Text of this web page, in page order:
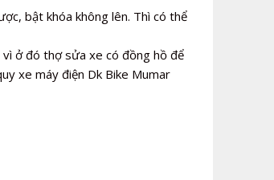
bật khóa không lên. Thì có thể
vì ở đó thợ sửa xe có đồng hồ để
xe máy điện Dk Bike Mumar